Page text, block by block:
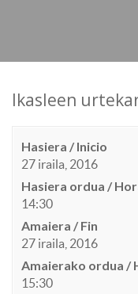
Ikasleen
Hasiera / Inicio
27 iraila, 2016
Hasiera ordua /
14:30
Amaiera / Fin
27 iraila, 2016
Amaierako ordua /
15:30